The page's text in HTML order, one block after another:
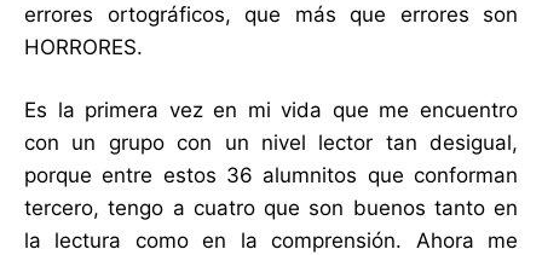
errores ortográficos, que más que errores son
HORRORES.
Es la primera vez en mi vida que me encuentro
con un grupo con un nivel lector tan desigual,
porque entre estos 36 alumnitos que conforman
tercero, tengo a cuatro que son buenos tanto en
la lectura como en la comprensión. Ahora me